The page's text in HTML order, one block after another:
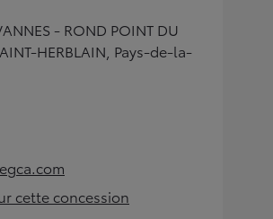
- ROND POINT DU
HERBLAIN, Pays-de-la-
new tab)
in new tab)
cette concession
(Opens in new tab)